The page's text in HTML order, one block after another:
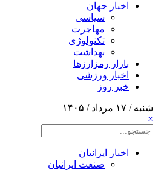
اخبار جهان
سیاسی
مهاجرت
تکنولوژی
بهداشت
بازار رمزارزها
اخبار ورزشی
خبر روز
شنبه / ۱۷ مرداد / ۱۴۰۵
×
اخبار ایرانیان
صنعت ایرانیان